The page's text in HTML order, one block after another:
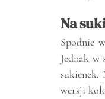
Na
Spodnie
Jednak w
sukienek.
wersji